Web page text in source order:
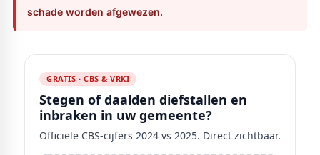
schade worden afgewezen.